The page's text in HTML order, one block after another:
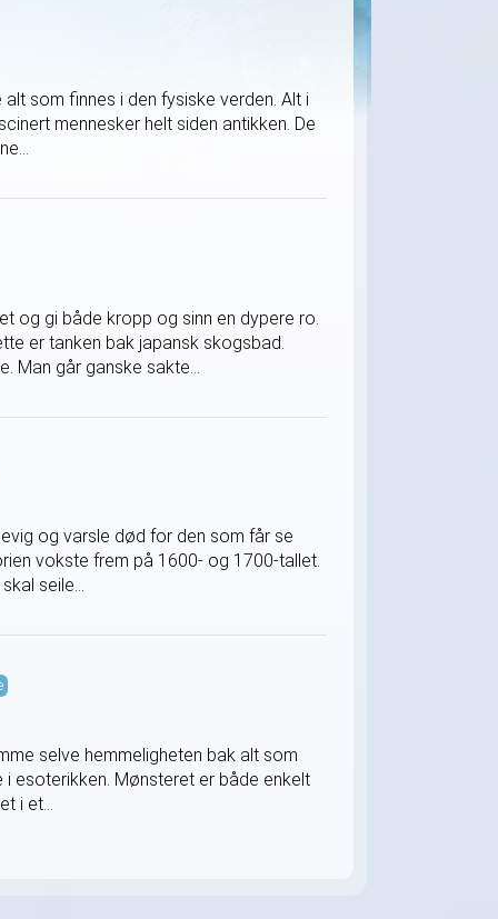
som finnes i den fysiske verden. Alt i
mennesker helt siden antikken. De
og gi både kropp og sinn en dypere ro.
er tanken bak japansk skogsbad.
Man går ganske sakte...
og varsle død for den som får se
vokste frem på 1600- og 1700-tallet.
seile...
selve hemmeligheten bak alt som
i esoterikken. Mønsteret er både enkelt
i et...